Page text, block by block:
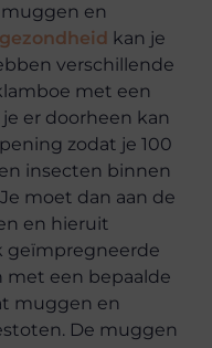
en
kan je
verschillende
met een
er doorheen kan
zodat je 100
insecten binnen
moet dan aan de
en hieruit
geïmpregneerde
met een bepaalde
muggen en
De muggen